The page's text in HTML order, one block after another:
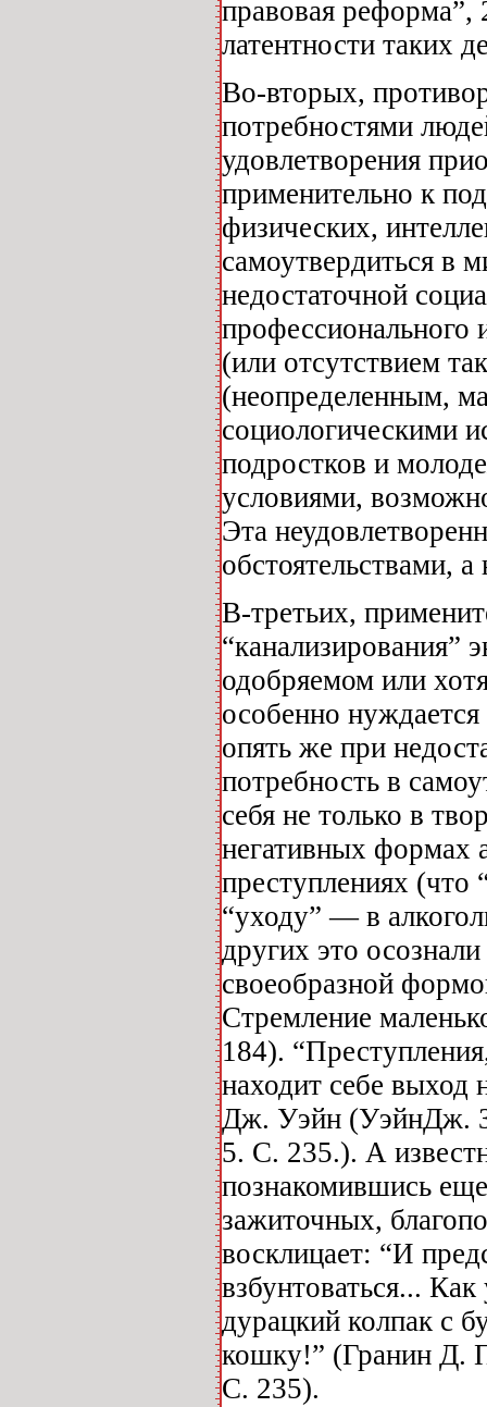
правовая
латентности таких
Во-вторых,
потребностями
удовлетворения
применительно к
физических,
самоутвердиться в
недостаточной
профессионального
(или отсутствием
(неопределенным,
социологическими
подростков и
условиями,
Эта
обстоятельствами,
В-третьих,
“канализирования”
одобряемом или
особенно
опять же при
потребность в
себя не только в
негативных формах
преступлениях
“уходу” — в
других это
своеобразной
Стремление
184).
находит себе выход
Дж. Уэйн (УэйнДж.
5. С. 235.). А
познакомившись
зажиточных,
восклицает: “И
взбунтоваться...
дурацкий колпак с
кошку!” (Гранин Д.
С. 235).